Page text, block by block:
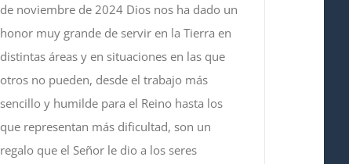
de noviembre de 2024 Dios nos ha dado un
honor muy grande de servir en la Tierra en
distintas áreas y en situaciones en las que
otros no pueden, desde el trabajo más
sencillo y humilde para el Reino hasta los
que representan más dificultad, son un
regalo que el Señor le dio a los seres